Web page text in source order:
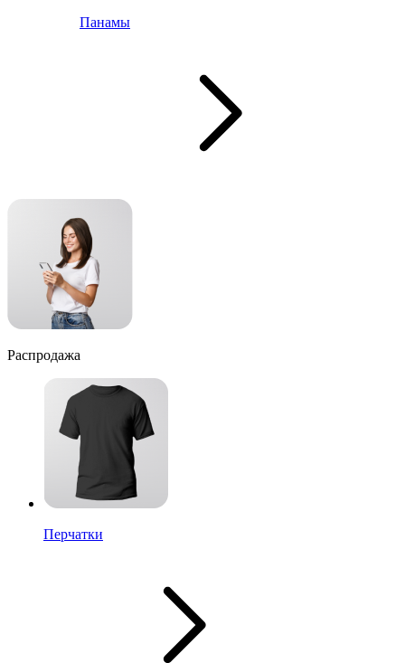
Панамы
Распродажа
Перчатки